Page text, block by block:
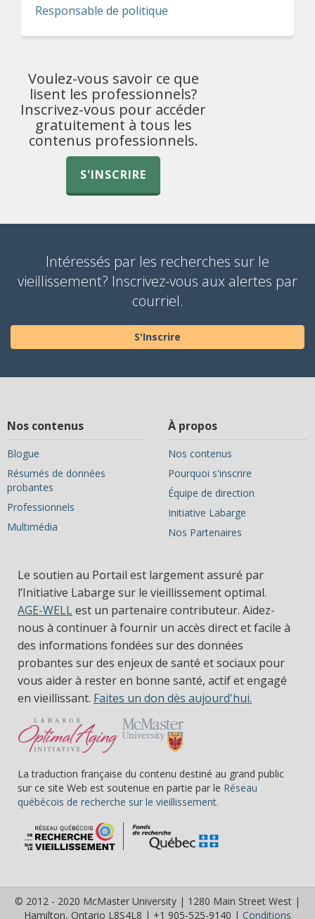
Responsable de politique
Voulez-vous savoir ce que
lisent les professionnels?
Inscrivez-vous pour accéder
gratuitement à tous les
contenus professionnels.
S'INSCRIRE
Intéressés par les recherches sur le
vieillissement? Inscrivez-vous aux alertes par
courriel.
S'Inscrire
Nos contenus
Blogue
Résumés de données
probantes
Professionnels
Multimédia
À propos
Nos contenus
Pourquoi s'inscrire
Équipe de direction
Initiative Labarge
Nos Partenaires
Le soutien au Portail est largement assuré par
l’Initiative Labarge sur le vieillissement optimal.
AGE-WELLest un partenaire contributeur. Aidez-
nous à continuer à fournir un accès direct et facile à
des informations fondées sur des données
probantes sur des enjeux de santé et sociaux pour
vous aider à rester en bonne santé, actif et engagé
en vieillissant. Faites un don dès aujourd'hui.
La traduction française du contenu destiné au grand public
sur ce site Web est soutenue en partie par le Réseau
québécois de recherche sur le vieillissement.
© 2012 - 2020 McMaster University | 1280 Main Street West |
Hamilton, Ontario L8S4L8 | +1 905-525-9140 | Conditions